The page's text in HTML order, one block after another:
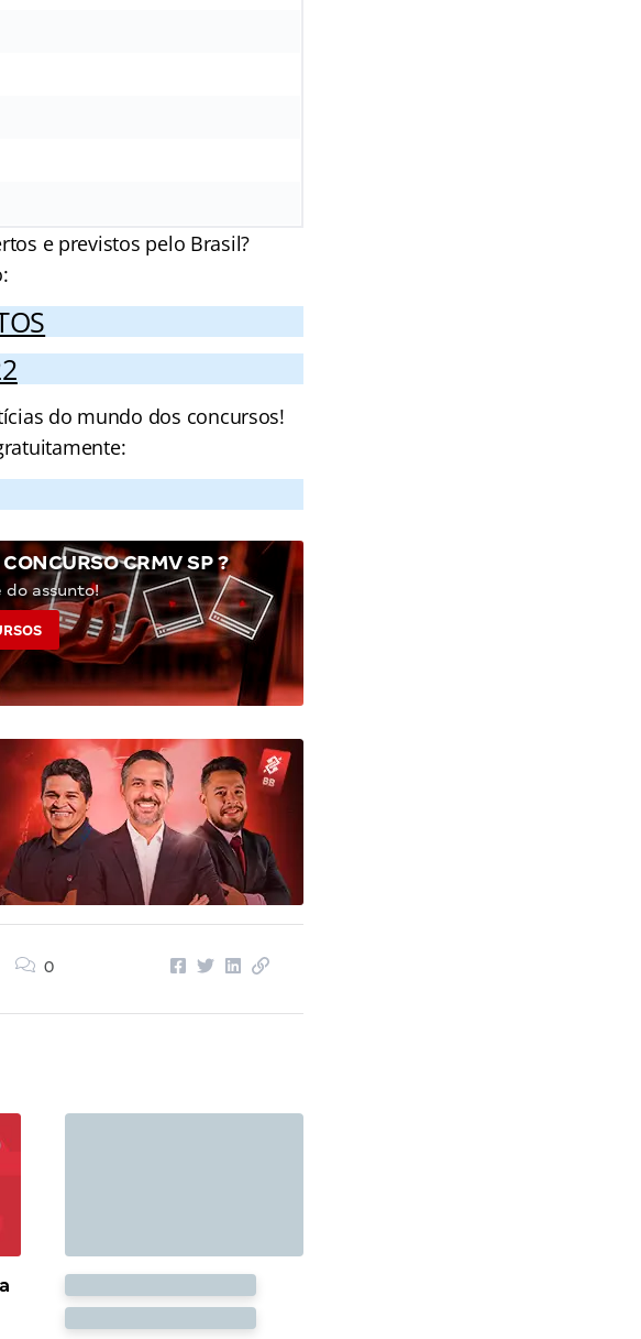
e previstos pelo Brasil?
do mundo dos concursos!
CRMV SP ?
do assunto!
0